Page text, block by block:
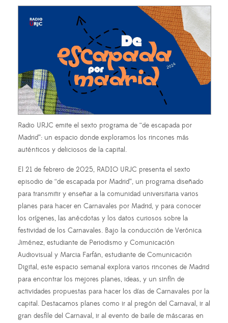
Radio URJC emite el sexto programa de “de escapada por
Madrid”: un espacio donde exploramos los rincones más
auténticos y deliciosos de la capital.
El 21 de febrero de 2025, RADIO URJC presenta el sexto
episodio de “de escapada por Madrid”, un programa diseñado
para transmitir y enseñar a la comunidad universitaria varios
planes para hacer en Carnavales por Madrid, y para conocer
los orígenes, las anécdotas y los datos curiosos sobre la
festividad de los Carnavales. Bajo la conducción de Verónica
Jiménez, estudiante de Periodismo y Comunicación
Audiovisual y Marcia Farfán, estudiante de Comunicación
Digital, este espacio semanal explora varios rincones de Madrid
para encontrar los mejores planes, ideas, y un sinfín de
actividades propuestas para hacer los días de Carnavales por la
capital. Destacamos planes como ir al pregón del Carnaval, ir al
gran desfile del Carnaval, ir al evento de baile de máscaras en